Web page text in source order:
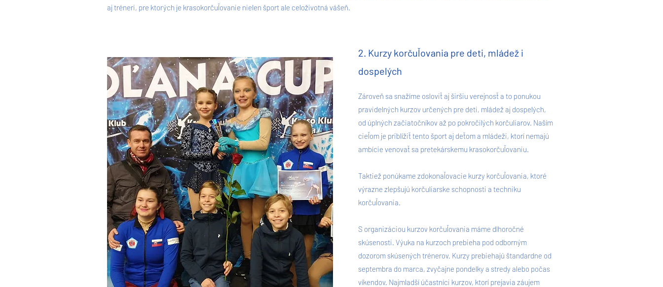
aj tréneri, pre ktorých je krasokorčuľovanie nielen šport ale celoživotná vášeň.
2. Kurzy korčuľovania pre deti, mládež i
dospelých
Zároveň sa snažíme osloviť aj širšiu verejnosť a to ponukou
pravidelných kurzov určených pre deti, mládež aj dospelých,
od úplných začiatočníkov až po pokročilých korčuliarov. Naším
cieľom je priblížiť tento šport aj deťom a mládeži, ktorí nemajú
ambície venovať sa pretekárskemu krasokorčuľovaniu.
Taktiež ponúkame zdokonaľovacie kurzy korčuľovania, ktoré
výrazne zlepšujú korčuliarske schopnosti a techniku
korčuľovania.
S organizáciou kurzov korčuľovania máme dlhoročné
skúsenosti. Výuka na kurzoch prebieha pod odborným
dozorom skúsených trénerov. Kurzy prebiehajú štandardne od
septembra do marca, zvyčajne pondelky a stredy alebo počas
víkendov. Najmladší účastníci kurzov, ktorí prejavia záujem